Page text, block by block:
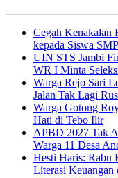
Cegah Kenakalan
kepada Siswa
UIN STS Jambi
WR I Minta
Warga Rejo Sari
Jalan Tak Lagi
Warga Gotong
Hati di Tebo Ilir
APBD 2027 Tak
Warga 11 Desa
Hesti Haris: Rabu
Literasi Keuangan